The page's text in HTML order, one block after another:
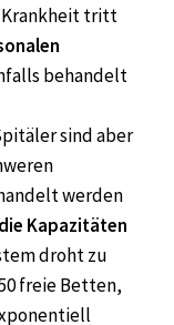
Krankheit tritt
behandelt
sind aber
werden
Kapazitäten
droht zu
freie Betten,